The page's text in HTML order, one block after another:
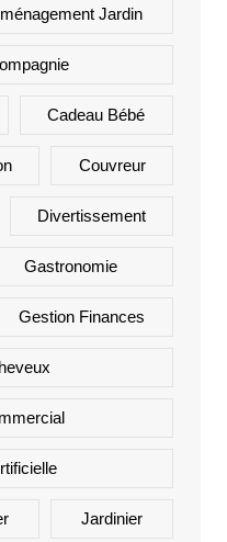
Jardin
Cadeau Bébé
Couvreur
Divertissement
Gastronomie
Gestion Finances
Jardinier